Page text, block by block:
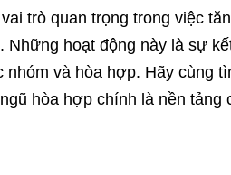
trò quan trọng trong việc
hoạt động này là sự
và hòa hợp. Hãy cùng
hòa hợp chính là nền tảng